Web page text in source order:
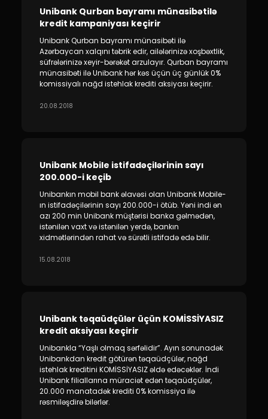
Unibank Qurban bayramı münasibətilə
kredit kampaniyası keçirir
Unibank Qurban bayramı münasibəti ilə
Azərbaycan xalqını təbrik edir, ailələrinizə xoşbəxtlik,
süfrələrinizə xeyir-bərəkət arzulayır. Qurban bayramı
münasibəti ilə Unibank hər kəs üçün üç günlük 0%
komissiyalı nağd istehlak krediti aksiyası keçirir.
20.08.2018
Unibank Mobile istifadəçilərinin sayı
200.000-i keçib
Unibankın mobil bank əlavəsi olan Unibank Mobile-
ın istifadəçilərinin sayı 200.000-i ötüb. Yəni indi ən
azı 200 min Unibank müştərisi banka gəlmədən,
istənilən vaxt və istənilən yerdə, bankın
xidmətlərindən rahat və sürətli istifadə edə bilir.
15.08.2018
Unibank təqaüdçülər üçün KOMİSSİYASIZ
kredit aksiyası keçirir
Unibankla “Yaşlı olmaq sərfəlidir”. Ayın sonunadək
Unibankdan kredit götürən təqaüdçülər, nağd
istehlak kreditini KOMİSSİYASIZ əldə edəcəklər. İndi
Unibank filiallarına müraciət edən təqaüdçülər,
20.000 manatadək krediti 0% komissiya ilə
rəsmiləşdirə bilərlər.